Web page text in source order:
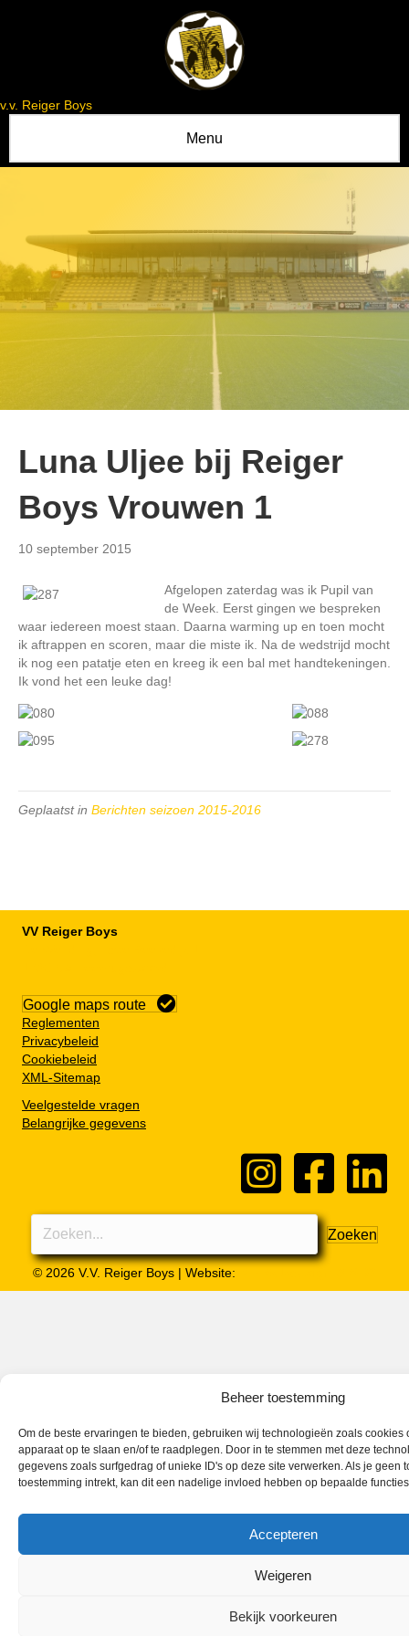
Beheer toestemming
Om de beste ervaringen te bieden, gebruiken wij technologieën zoals cookies
apparaat op te slaan en/of te raadplegen. Door in te stemmen met deze
gegevens zoals surfgedrag of unieke ID's op deze site verwerken. Als je geen
toestemming intrekt, kan dit een nadelige invloed hebben op bepaalde
Accepteren
Weigeren
Bekijk voorkeuren
v.v. Reiger Boys
Menu
Luna Uljee bij Reiger
Boys Vrouwen 1
10 september 2015
Afgelopen zaterdag was ik Pupil van
de Week. Eerst gingen we bespreken
waar iedereen moest staan. Daarna warming up en toen mocht
ik aftrappen en scoren, maar die miste ik. Na de wedstrijd mocht
ik nog een patatje eten en kreeg ik een bal met handtekeningen.
Ik vond het een leuke dag!
Geplaatst in Berichten seizoen 2015-2016
VV Reiger Boys
Google maps route
Reglementen
Privacybeleid
Cookiebeleid
XML-Sitemap
Veelgestelde vragen
Belangrijke gegevens
Zoeken
© 2026 V.V. Reiger Boys | Website: